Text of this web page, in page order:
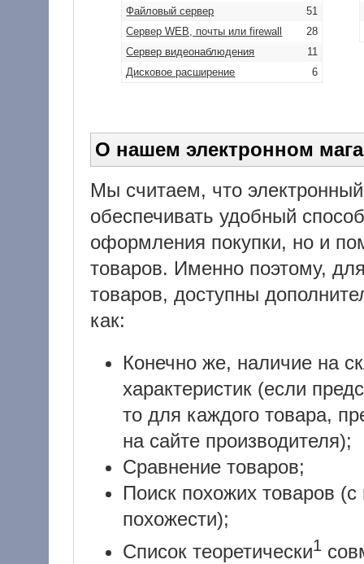
Файловый сервер
51
Сервер WEB, почты или firewall
28
Сервер видеонаблюдения
11
Дисковое расширение
6
О нашем электронном
Мы считаем, что
обеспечивать удобный
оформления покупки, но и
товаров. Именно поэтому,
товаров, доступны
как:
Конечно же, наличие на
характеристик (если
то для каждого товара,
на сайте производителя);
Сравнение товаров;
Поиск похожих товаров
похожести);
Список теоретически1